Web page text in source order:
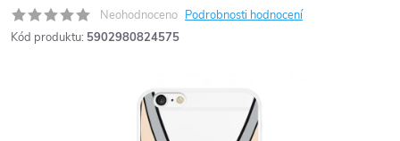
Neohodnoceno Podrobnosti hodnocení
Kód produktu: 5902980824575